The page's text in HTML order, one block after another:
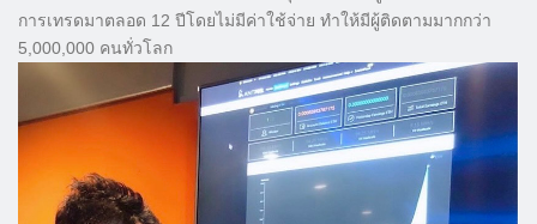
การเทรดมาตลอด 12 ปีโดยไม่มีค่าใช้จ่าย ทำให้มีผู้ติดตามมากกว่า
5,000,000 คนทั่วโลก